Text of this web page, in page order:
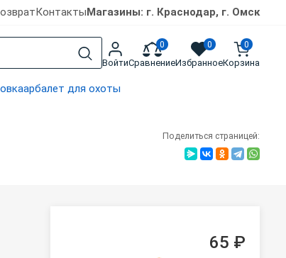
КонтактыМагазины: г. Краснодар, г. Омск
Войти
0
Сравнение
0
Избранное
0
Корзина
арбалет для охоты
Поделиться страницей:
65 ₽